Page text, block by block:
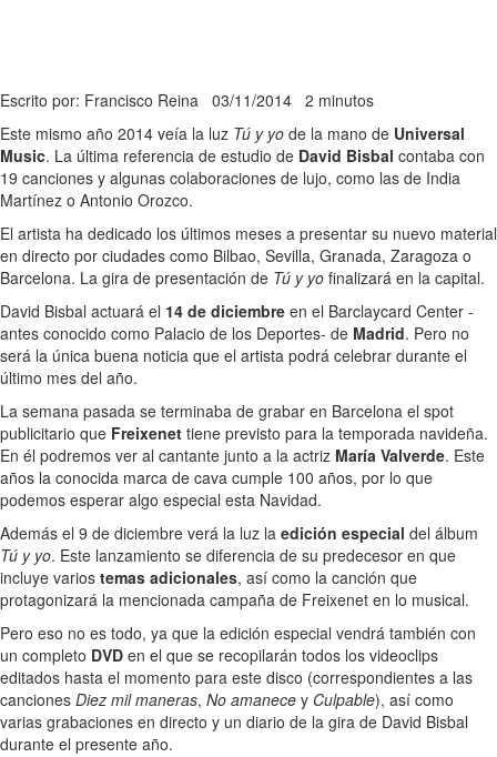
Escrito por: Francisco Reina 03/11/2014 2 minutos
Este mismo año 2014 veía la luz Tú y yo de la mano de Universal
Music. La última referencia de estudio de David Bisbal contaba con
19 canciones y algunas colaboraciones de lujo, como las de India
Martínez o Antonio Orozco.
El artista ha dedicado los últimos meses a presentar su nuevo material
en directo por ciudades como Bilbao, Sevilla, Granada, Zaragoza o
Barcelona. La gira de presentación de Tú y yo finalizará en la capital.
David Bisbal actuará el 14 de diciembre en el Barclaycard Center -
antes conocido como Palacio de los Deportes- de Madrid. Pero no
será la única buena noticia que el artista podrá celebrar durante el
último mes del año.
La semana pasada se terminaba de grabar en Barcelona el spot
publicitario que Freixenet tiene previsto para la temporada navideña.
En él podremos ver al cantante junto a la actriz María Valverde. Este
años la conocida marca de cava cumple 100 años, por lo que
podemos esperar algo especial esta Navidad.
Además el 9 de diciembre verá la luz la edición especial del álbum
Tú y yo. Este lanzamiento se diferencia de su predecesor en que
incluye varios temas adicionales, así como la canción que
protagonizará la mencionada campaña de Freixenet en lo musical.
Pero eso no es todo, ya que la edición especial vendrá también con
un completo DVD en el que se recopilarán todos los videoclips
editados hasta el momento para este disco (correspondientes a las
canciones Diez mil maneras, No amanece y Culpable), así como
varias grabaciones en directo y un diario de la gira de David Bisbal
durante el presente año.